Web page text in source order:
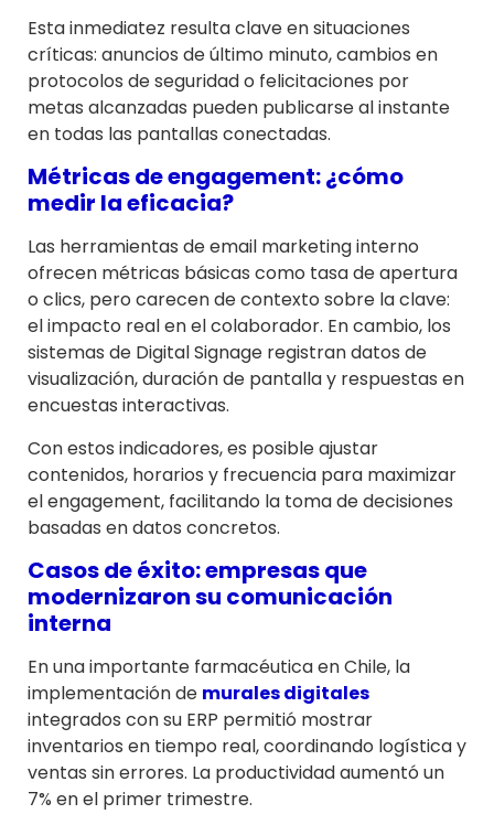
Esta inmediatez resulta clave en situaciones
críticas: anuncios de último minuto, cambios en
protocolos de seguridad o felicitaciones por
metas alcanzadas pueden publicarse al instante
en todas las pantallas conectadas.
Métricas de engagement: ¿cómo
medir la eficacia?
Las herramientas de email marketing interno
ofrecen métricas básicas como tasa de apertura
o clics, pero carecen de contexto sobre la clave:
el impacto real en el colaborador. En cambio, los
sistemas de Digital Signage registran datos de
visualización, duración de pantalla y respuestas en
encuestas interactivas.
Con estos indicadores, es posible ajustar
contenidos, horarios y frecuencia para maximizar
el engagement, facilitando la toma de decisiones
basadas en datos concretos.
Casos de éxito: empresas que
modernizaron su comunicación
interna
En una importante farmacéutica en Chile, la
implementación de murales digitales
integrados con su ERP permitió mostrar
inventarios en tiempo real, coordinando logística y
ventas sin errores. La productividad aumentó un
7% en el primer trimestre.